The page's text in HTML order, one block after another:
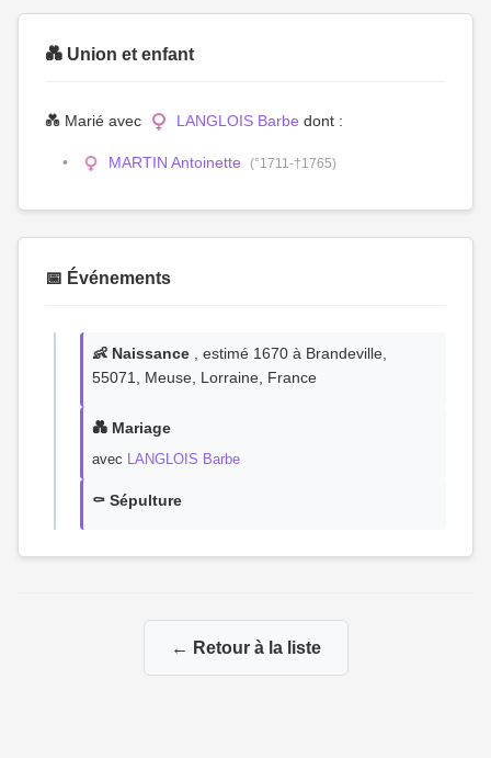
💑 Union et enfant
💑 Marié avec LANGLOIS Barbe dont :
MARTIN Antoinette (°1711-†1765)
📅 Événements
👶 Naissance , estimé 1670 à Brandeville,
55071, Meuse, Lorraine, France
💑 Mariage
avec LANGLOIS Barbe
⚰️ Sépulture
← Retour à la liste